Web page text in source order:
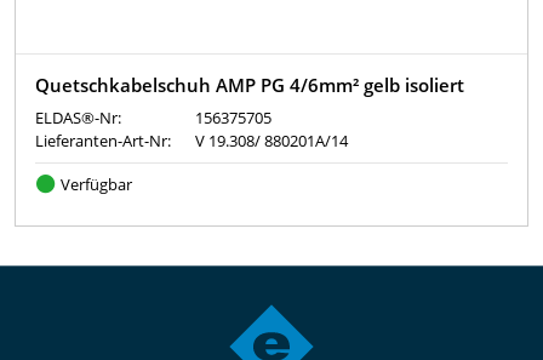
Quetschkabelschuh AMP PG 4/6mm² gelb isoliert
ELDAS®-Nr:
156375705
Lieferanten-Art-Nr:
V 19.308/ 880201A/14
Verfügbar